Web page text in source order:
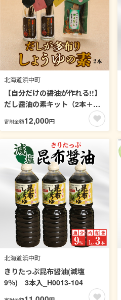
北海道浜中町
【自分だけの醤油が作れる!!】
だし醤油の素キット（2本＋詰
寄附金額12,000円
北海道浜中町
きりたっぷ昆布醤油(減塩
9％) 3本入_H0013-104